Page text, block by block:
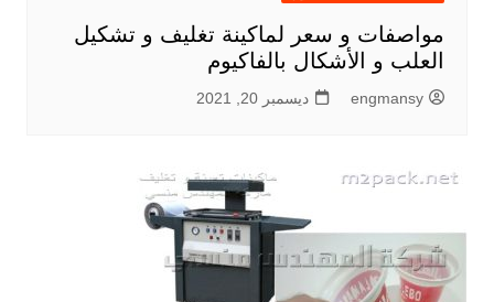
مواصفات و سعر لماكينة تغليف و تشكيل
العلب و الأشكال بالفاكيوم
engmansy ديسمبر 20, 2021